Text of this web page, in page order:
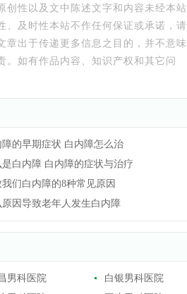
创性以及文中陈述文字和内容未经本站
、及时性本站不作任何保证或承诺，请
章出于传递更多信息之目的，并不意味
如有作品内容、知识产权和其它问
障的早期症状 白内障怎么治
是白内障 白内障的症状与治疗
们白内障的8种常见原因
原因导致老年人发生白内障
男科医院
白银男科医院